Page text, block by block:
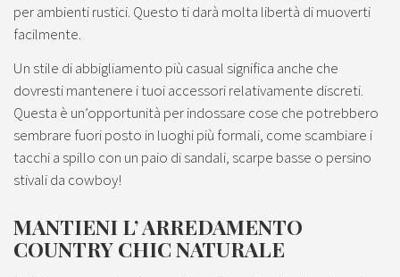
per ambienti rustici. Questo ti darà molta libertà di muoverti
facilmente.
Un stile di abbigliamento più casual significa anche che
dovresti mantenere i tuoi accessori relativamente discreti.
Questa è un’opportunità per indossare cose che potrebbero
sembrare fuori posto in luoghi più formali, come scambiare i
tacchi a spillo con un paio di sandali, scarpe basse o persino
stivali da cowboy!
MANTIENI L’ ARREDAMENTO
COUNTRY CHIC NATURALE